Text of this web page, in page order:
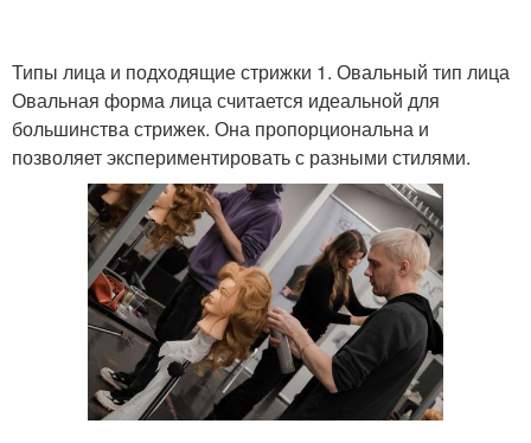
Прически с заколкой Простые прически
Прически с заколками
Прически с
автоматической
заколкой
Заколки для волос Прически для женщин
Типы лица и подходящие стрижки 1. Овальный тип лица
Овальная форма лица считается идеальной для
большинства стрижек. Она пропорциональна и
позволяет экспериментировать с разными стилями.